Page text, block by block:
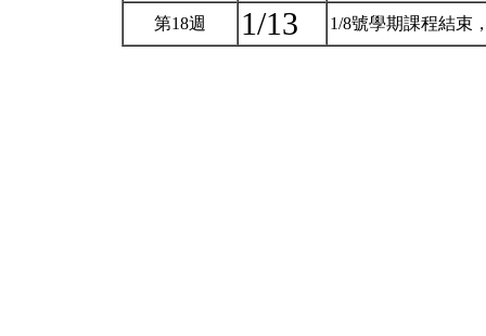
第18週 1/13 1/8號學期課程結束